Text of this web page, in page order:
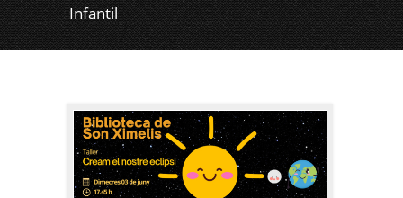
Infantil